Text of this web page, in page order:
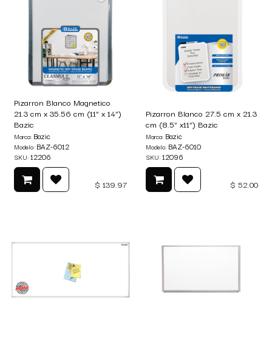
Pizarron Blanco Magnetico
21.3 cm x 35.56 cm (11" x 14")
Bazic
Marca: Bazic
Modelo: BAZ-6012
SKU:12206
$ 139.97
Pizarron Blanco 27.5 cm x 21.3
cm (8.5" x11") Bazic
Marca: Bazic
Modelo: BAZ-6010
SKU:12096
$ 52.00